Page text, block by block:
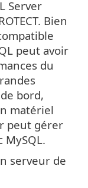
Server
Bien
peut avoir
du
bord,
matériel
peut gérer
MySQL.
serveur de